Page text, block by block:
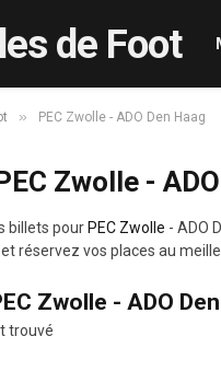
de Foot
» PEC Zwolle - ADO Den Haag
Zwolle -
billets pour PEC Zwolle - ADO
réservez vos places au
Zwolle - ADO
trouvé